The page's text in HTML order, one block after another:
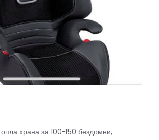
храна за 100-150 бездомни,